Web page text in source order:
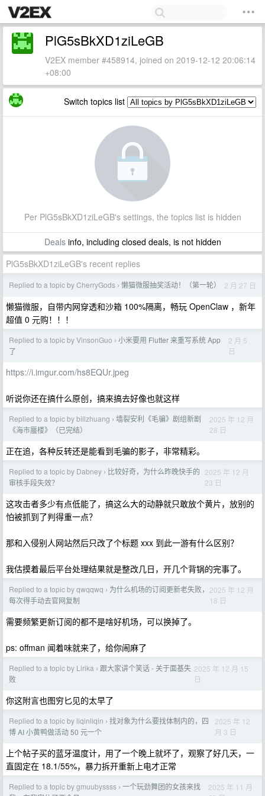
PlG5sBkXD1ziLeGB
V2EX member #458914, joined on 2019-12-12 20:06:14
+08:00
Switch topics list
Per PlG5sBkXD1ziLeGB's settings, the topics list is hidden
Dealsinfo, including closed deals, is not hidden
PlG5sBkXD1ziLeGB's recent replies
Replied to a topic by CherryGods › 懒猫微服抽奖活动！（第一轮） 2 月 27 日
懒猫微服，自带内网穿透和沙箱 100%隔离，畅玩 OpenClaw ，新年
超值 0 元购！！！
Replied to a topic by VinsonGuo › 小米要用 Flutter 来重写系统 App
了
2 月 5
日
https://i.imgur.com/hs8EQUr.jpeg
听说你还在搞什么原创，搞来搞去好像也就这样
Replied to a topic by billzhuang › 墙裂安利《毛骗》剧组新剧
《海市蜃楼》（已完结）
2025 年 12 月
28 日
正在追，各种反转还是能看到毛骗的影子，非常精彩。
Replied to a topic by Dabney › 比较好奇，为什么昨晚快手的
审核手段失效？
2025 年 12 月
23 日
这攻击者多少有点低能了，搞这么大的动静就只敢放个黄片，放别的
怕被抓到了判得重一点？
那和入侵别人网站然后只改了个标题 xxx 到此一游有什么区别？
我估摸着最后平台处理结果就是整改几日，开几个背锅的完事了。
Replied to a topic by qwqqwq › 为什么机场的订阅更新老失败，
每次得手动去官网复制
2025 年 12 月
18 日
需要频繁更新订阅的都不是啥好机场，可以换掉了。
ps: offman 闻着味就来了，给你闹麻了
Replied to a topic by Lirika › 跟大家讲个笑话 - 关于面基失
败
2025 年 12 月 15
日
你这附言也图穷匕见的太早了
Replied to a topic by liqinliqin › 找对象为什么要找体制内的，四
博 AI 小黄鸭做活动 50 元一个
2025 年 12
月 3 日
上个帖子买的蓝牙温度计，用了一个晚上就坏了，观察了好几天，一
直固定在 18.1/55%，暴力拆开重新上电才正常
Replied to a topic by gmuubyssss › 一个玩劲舞团的女孩来找
2025 年 11 月